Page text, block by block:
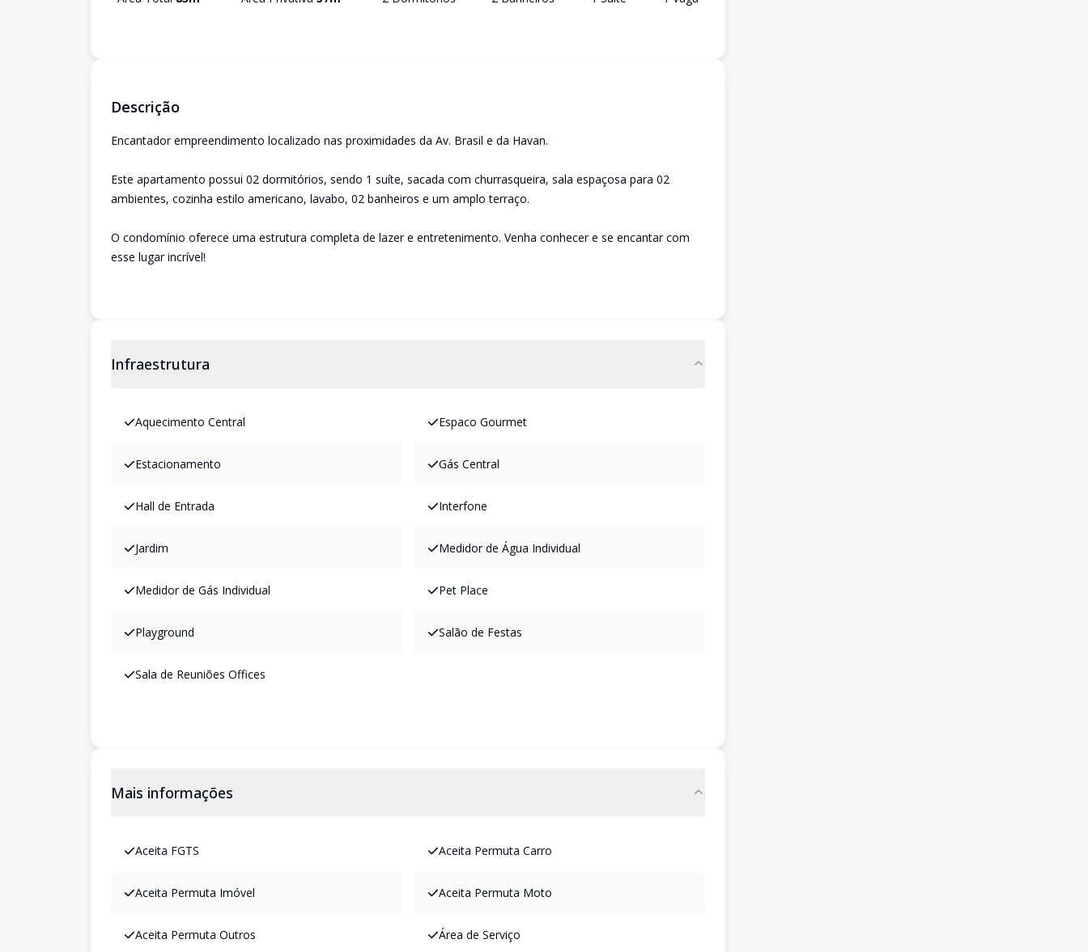
Descrição
Encantador empreendimento localizado nas proximidades da Av. Brasil e da Havan.
Este apartamento possui 02 dormitórios, sendo 1 suíte, sacada com churrasqueira, sala espaçosa para 02
ambientes, cozinha estilo americano, lavabo, 02 banheiros e um amplo terraço.
O condomínio oferece uma estrutura completa de lazer e entretenimento. Venha conhecer e se encantar com
esse lugar incrível!
Infraestrutura
Aquecimento Central Espaco Gourmet
Estacionamento Gás Central
Hall de Entrada Interfone
Jardim Medidor de Água Individual
Medidor de Gás Individual Pet Place
Playground Salão de Festas
Sala de Reuniões Offices
Mais informações
Aceita FGTS Aceita Permuta Carro
Aceita Permuta Imóvel Aceita Permuta Moto
Aceita Permuta Outros Área de Serviço